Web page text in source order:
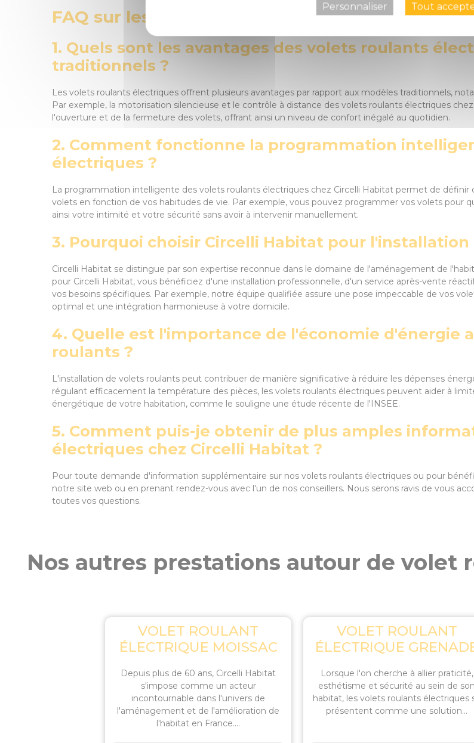
FAQ sur les Volets Roulants Électriques chez
1. Quels sont les avantages des volets roulants
traditionnels ?
Les volets roulants électriques offrent plusieurs avantages par rapport aux modèles traditionnels,
Par exemple, la motorisation silencieuse et le contrôle à distance des volets roulants électriques
l'ouverture et de la fermeture des volets, offrant ainsi un niveau de confort inégalé au quotidien.
2. Comment fonctionne la programmation
électriques ?
La programmation intelligente des volets roulants électriques chez Circelli Habitat permet de
volets en fonction de vos habitudes de vie. Par exemple, vous pouvez programmer vos volets pour
ainsi votre intimité et votre sécurité sans avoir à intervenir manuellement.
3. Pourquoi choisir Circelli Habitat pour
Circelli Habitat se distingue par son expertise reconnue dans le domaine de l'aménagement de
pour Circelli Habitat, vous bénéficiez d'une installation professionnelle, d'un service après-vente
vos besoins spécifiques. Par exemple, notre équipe qualifiée assure une pose impeccable de vos
optimal et une intégration harmonieuse à votre domicile.
4. Quelle est l'importance de l'économie d'énergie
roulants ?
L'installation de volets roulants peut contribuer de manière significative à réduire les dépenses
régulant efficacement la température des pièces, les volets roulants électriques peuvent aider à
énergétique de votre habitation, comme le souligne une étude récente de l'INSEE.
5. Comment puis-je obtenir de plus amples
électriques chez Circelli Habitat ?
Pour toute demande d'information supplémentaire sur nos volets roulants électriques ou pour
notre site web ou en prenant rendez-vous avec l'un de nos conseillers. Nous serons ravis de vous
toutes vos questions.
Nos autres prestations autour de volet
VOLET ROULANT
ÉLECTRIQUE MOISSAC
Depuis plus de 60 ans, Circelli Habitat
s'impose comme un acteur
incontournable dans l'univers de
l'aménagement et de l'amélioration de
l'habitat en France....
VOLET ROULANT
ÉLECTRIQUE
Lorsque l'on cherche à allier praticité,
esthétisme et sécurité au sein de son
habitat, les volets roulants électriques
présentent comme une solution...
Tout
Personnaliser